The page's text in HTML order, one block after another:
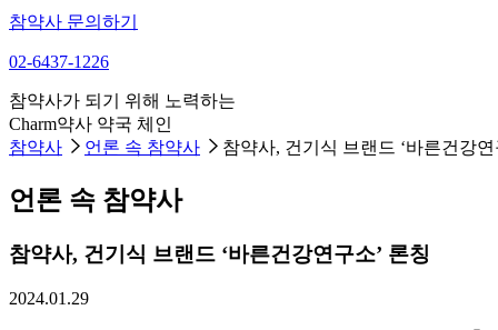
참약사 문의하기
02-6437-1226
참약사가 되기 위해 노력하는
Charm약사 약국 체인
참약사
언론 속 참약사 참약사, 건기식 브랜드 ‘바른건강연
언론 속 참약사
참약사, 건기식 브랜드 ‘바른건강연구소’ 론칭
2024.01.29